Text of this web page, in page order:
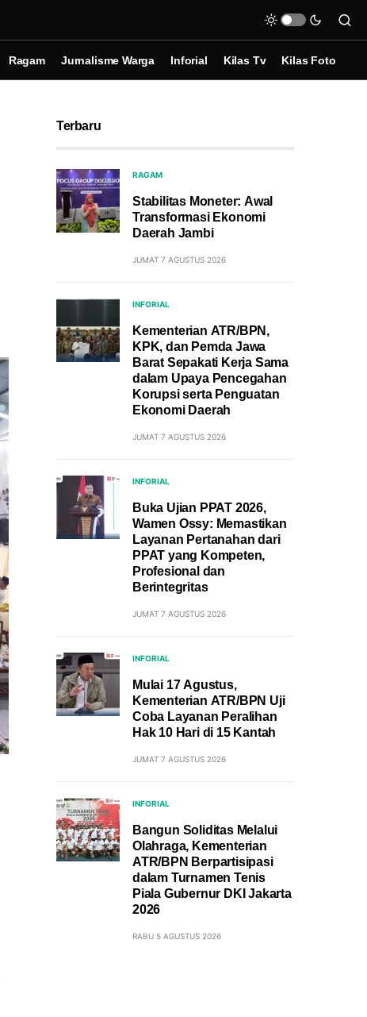
Ragam Jurnalisme Warga Inforial Kilas Tv Kilas Foto
Terbaru
RAGAM
Stabilitas Moneter: Awal
Transformasi Ekonomi
Daerah Jambi
JUMAT 7 AGUSTUS 2026
INFORIAL
Kementerian ATR/BPN,
KPK, dan Pemda Jawa
Barat Sepakati Kerja Sama
dalam Upaya Pencegahan
Korupsi serta Penguatan
Ekonomi Daerah
JUMAT 7 AGUSTUS 2026
INFORIAL
Buka Ujian PPAT 2026,
Wamen Ossy: Memastikan
Layanan Pertanahan dari
PPAT yang Kompeten,
Profesional dan
Berintegritas
JUMAT 7 AGUSTUS 2026
INFORIAL
Mulai 17 Agustus,
Kementerian ATR/BPN Uji
Coba Layanan Peralihan
Hak 10 Hari di 15 Kantah
JUMAT 7 AGUSTUS 2026
INFORIAL
Bangun Soliditas Melalui
Olahraga, Kementerian
ATR/BPN Berpartisipasi
dalam Turnamen Tenis
Piala Gubernur DKI Jakarta
2026
RABU 5 AGUSTUS 2026